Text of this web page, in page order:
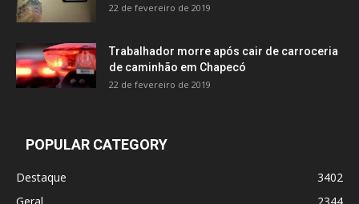
22 de fevereiro de 2019
Trabalhador morre após cair de carroceria
de caminhão em Chapecó
22 de fevereiro de 2019
POPULAR CATEGORY
Destaque
3402
Geral
2344